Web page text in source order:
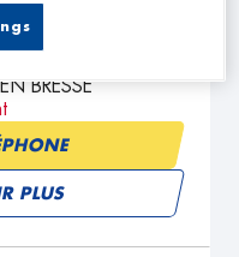
BRESSE
PLUS